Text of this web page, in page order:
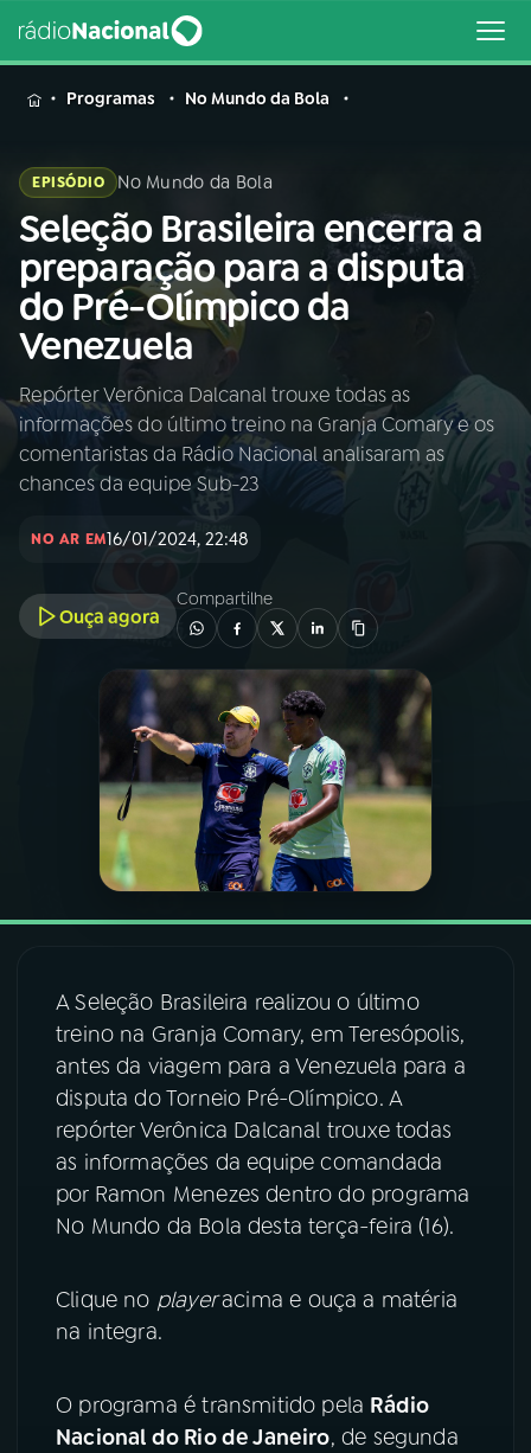
MENU
Buscar
na
Rádio
Nacional
Buscar
AO VIVO
01INÍCIO
PROGRAMAÇÃO
PROGRAMAS
PODCASTS
VIDEOCASTS
ACOMPANHE A RÁDIO NACIONAL
YouTube Facebook
Instagram X
TikTok
Programas No Mundo da Bola
EPISÓDIO No Mundo da Bola
Seleção Brasileira encerra a
preparação para a disputa
do Pré-Olímpico da
Venezuela
Repórter Verônica Dalcanal trouxe todas as
informações do último treino na Granja Comary e os
comentaristas da Rádio Nacional analisaram as
chances da equipe Sub-23
NO AR EM16/01/2024, 22:48
Ouça agora
Compartilhe
A Seleção Brasileira realizou o último
treino na Granja Comary, em Teresópolis,
antes da viagem para a Venezuela para a
disputa do Torneio Pré-Olímpico. A
repórter Verônica Dalcanal trouxe todas
as informações da equipe comandada
por Ramon Menezes dentro do programa
No Mundo da Bola desta terça-feira (16).
Clique no playeracima e ouça a matéria
na integra.
O programa é transmitido pela Rádio
Nacional do Rio de Janeiro, de segunda